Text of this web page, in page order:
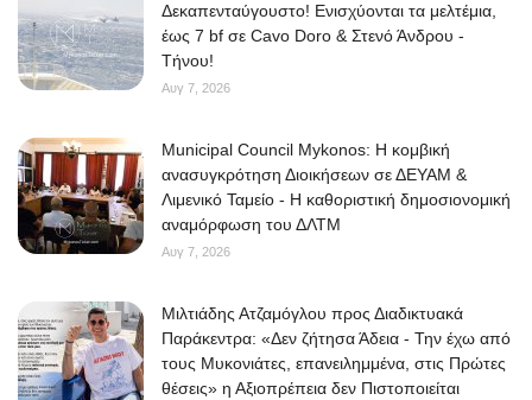
Δεκαπενταύγουστο! Ενισχύονται τα μελτέμια,
έως 7 bf σε Cavo Doro & Στενό Άνδρου -
Τήνου!
Αυγ 7, 2026
Municipal Council Mykonos: Η κομβική
ανασυγκρότηση Διοικήσεων σε ΔΕΥΑΜ &
Λιμενικό Ταμείο - Η καθοριστική δημοσιονομική
αναμόρφωση του ΔΛΤΜ
Αυγ 7, 2026
Μιλτιάδης Ατζαμόγλου προς Διαδικτυακά
Παράκεντρα: «Δεν ζήτησα Άδεια - Την έχω από
τους Μυκονιάτες, επανειλημμένα, στις Πρώτες
θέσεις» η Αξιοπρέπεια δεν Πιστοποιείται